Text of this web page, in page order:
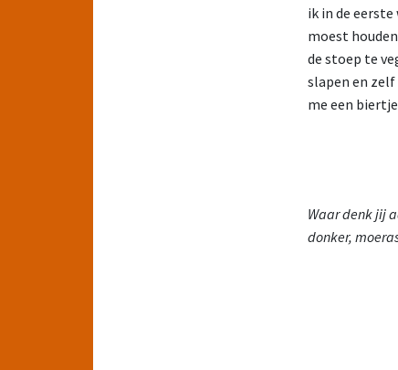
ik in de
moest
de stoep te
slapen en
me een
Waar denk jij
donker,